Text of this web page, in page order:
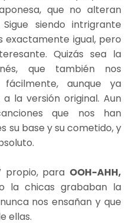
que no alteran
siendo intrigrante
exactamente igual, pero
Quizás sea la
que también nos
aunque ya
la versión original. Aun
que nos han
su base y su cometido, y
propio, para OOH-AHH,
la chicas grababan la
nos ensañan y que
ellas.